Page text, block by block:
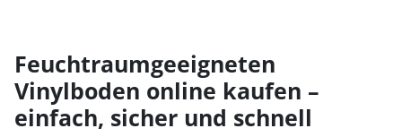
Feuchtraumgeeigneten
Vinylboden online kaufen –
einfach, sicher und schnell